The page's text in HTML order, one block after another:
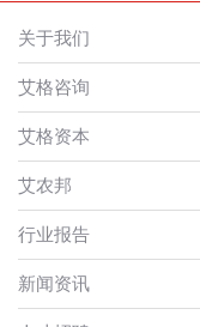
关于我们
艾格咨询
艾格资本
艾农邦
行业报告
新闻资讯